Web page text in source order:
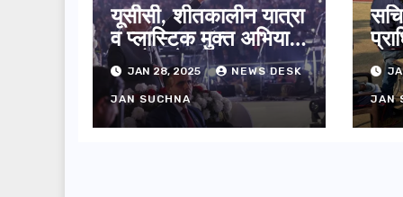
यूसीसी, शीतकालीन यात्रा
व प्लास्टिक मुक्त अभियान
पर मोदी ने की सराहना…
JAN 28, 2025 NEWS DESK
JAN SUCHNA
का
JAN